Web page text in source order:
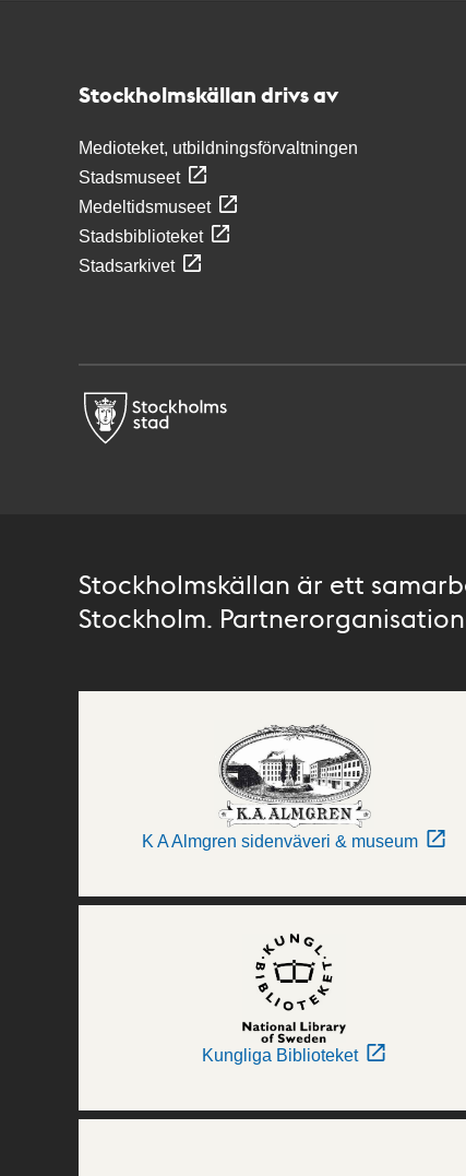
Stockholmskällan drivs av
Medioteket, utbildningsförvaltningen
Stadsmuseet
Medeltidsmuseet
Stadsbiblioteket
Stadsarkivet
Stockholmskällan är ett
Stockholm.
K A Almgren sidenväveri & museum
Kungliga Biblioteket